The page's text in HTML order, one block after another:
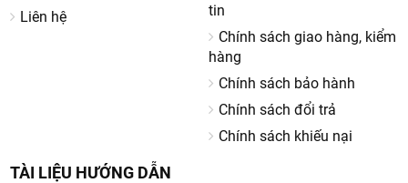
Liên hệ
tin
Chính sách giao hàng, kiểm
hàng
Chính sách bảo hành
Chính sách đổi trả
Chính sách khiếu nại
TÀI LIỆU HƯỚNG DẪN